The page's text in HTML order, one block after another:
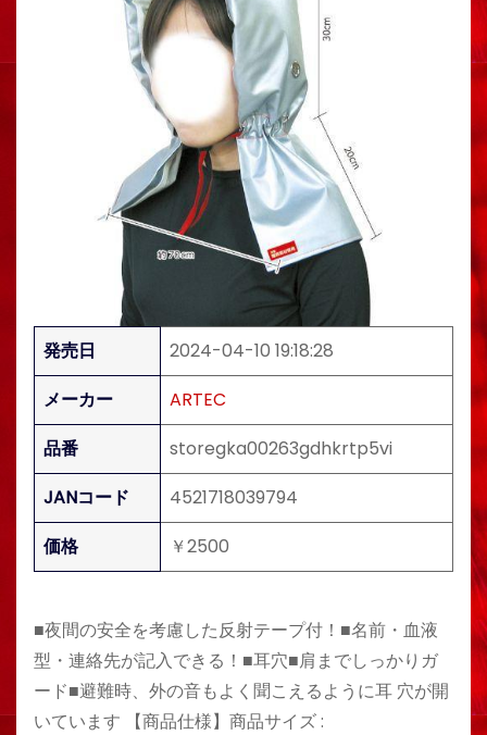
発売日
2024-04-10 19:18:28
メーカー
ARTEC
品番
storegka00263gdhkrtp5vi
JANコード
4521718039794
価格
￥2500
■夜間の安全を考慮した反射テープ付！■名前・血液
型・連絡先が記入できる！■耳穴■肩までしっかりガ
ード■避難時、外の音もよく聞こえるように耳 穴が開
いています 【商品仕様】商品サイズ :